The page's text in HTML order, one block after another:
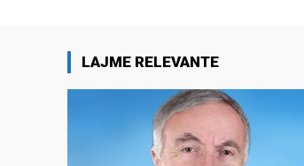
LAJME RELEVANTE